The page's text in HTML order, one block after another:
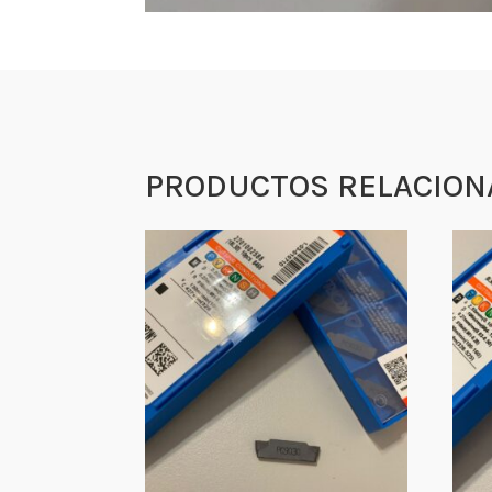
PRODUCTOS